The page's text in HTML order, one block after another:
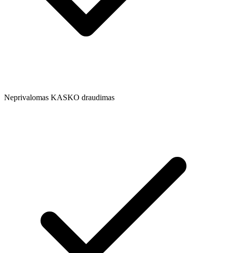
Neprivalomas KASKO draudimas